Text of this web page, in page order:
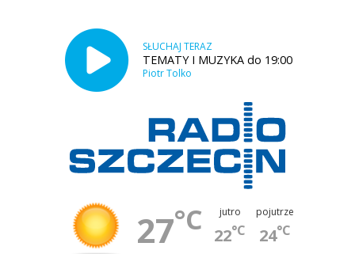
SŁUCHAJ TERAZ
TEMATY I MUZYKA do 19:00
Piotr Tolko
27°C jutro
22°C
pojutrze
24°C